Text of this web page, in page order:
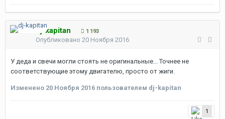
dj-kapitan 1 193
Опубликовано 20 Ноября 2016
У деда и свечи могли стоять не оригинальные... Точнее не
соответствующие этому двигателю, просто от жиги.
Изменено 20 Ноября 2016 пользователем dj-kapitan
1